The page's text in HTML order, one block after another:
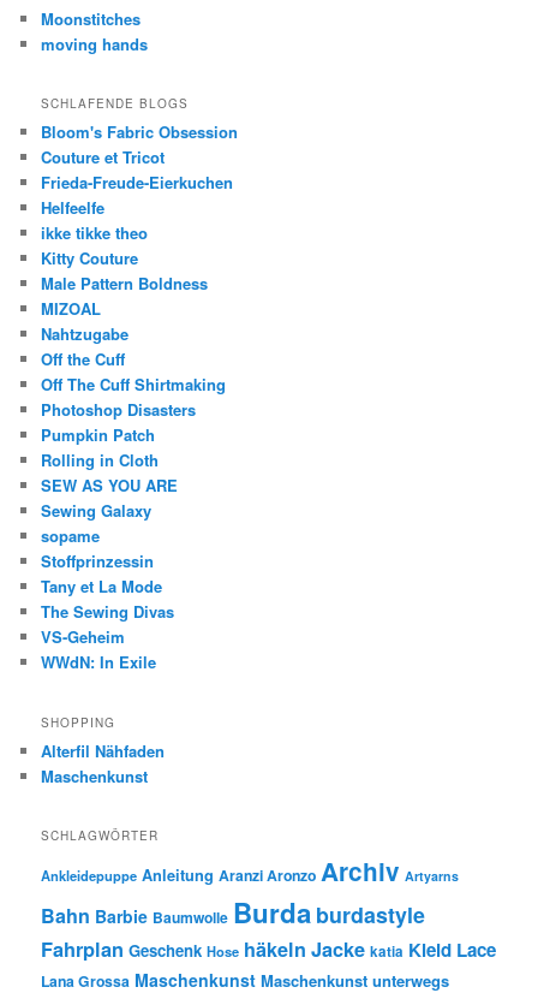
Moonstitches
moving hands
SCHLAFENDE BLOGS
Bloom's Fabric Obsession
Couture et Tricot
Frieda-Freude-Eierkuchen
Helfeelfe
ikke tikke theo
Kitty Couture
Male Pattern Boldness
MIZOAL
Nahtzugabe
Off the Cuff
Off The Cuff Shirtmaking
Photoshop Disasters
Pumpkin Patch
Rolling in Cloth
SEW AS YOU ARE
Sewing Galaxy
sopame
Stoffprinzessin
Tany et La Mode
The Sewing Divas
VS-Geheim
WWdN: In Exile
SHOPPING
Alterfil Nähfaden
Maschenkunst
SCHLAGWÖRTER
Ankleidepuppe Anleitung Aranzi Aronzo Archiv Artyarns
Bahn Barbie Baumwolle Burda burdastyle
Fahrplan Geschenk Hose häkeln Jacke katia Kleid Lace
Lana Grossa Maschenkunst Maschenkunst unterwegs